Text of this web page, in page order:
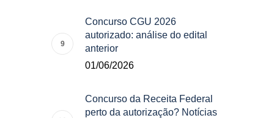
Concurso CGU 2026
autorizado: análise do edital
anterior
01/06/2026
Concurso da Receita Federal
perto da autorização? Notícias